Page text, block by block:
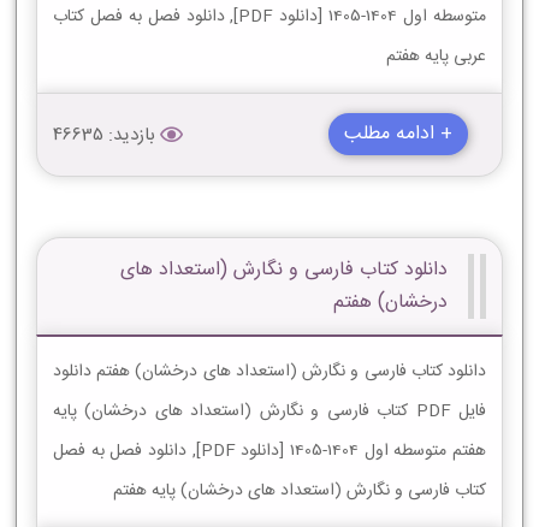
متوسطه اول 1404-1405 [دانلود PDF], دانلود فصل به فصل کتاب
عربی پایه هفتم
+ ادامه مطلب بازدید: 46635
دانلود کتاب فارسی و نگارش (استعداد های
درخشان) هفتم
دانلود کتاب فارسی و نگارش (استعداد های درخشان) هفتم دانلود
فایل PDF کتاب فارسی و نگارش (استعداد های درخشان) پایه
هفتم متوسطه اول 1404-1405 [دانلود PDF], دانلود فصل به فصل
کتاب فارسی و نگارش (استعداد های درخشان) پایه هفتم